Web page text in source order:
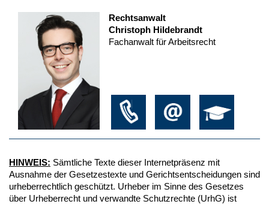
Rechtsanwalt
Christoph Hildebrandt
Fachanwalt für Arbeitsrecht
HINWEIS: Sämtliche Texte dieser Internetpräsenz mit
Ausnahme der Gesetzestexte und Gerichtsentscheidungen sind
urheberrechtlich geschützt. Urheber im Sinne des Gesetzes
über Urheberrecht und verwandte Schutzrechte (UrhG) ist